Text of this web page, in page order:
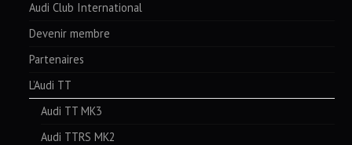
Audi Club International
Devenir membre
Partenaires
L’Audi TT
Audi TT MK3
Audi TTRS MK2